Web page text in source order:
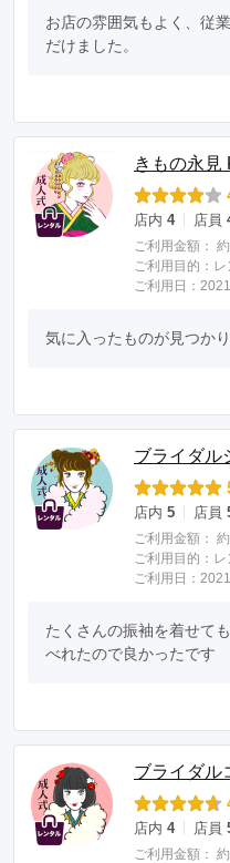
お店の雰囲気もよく、従
だけました。
きもの永見
店内 4 店員
ご利用金額：
ご利用目的：
ご利用日：
気に入ったものが見つか
ブライダ
店内 5 店員
ご利用金額：
ご利用目的：
ご利用日：
たくさんの振袖を着せて
べれたので良かったです
ブライダル
店内 4 店員
ご利用金額：